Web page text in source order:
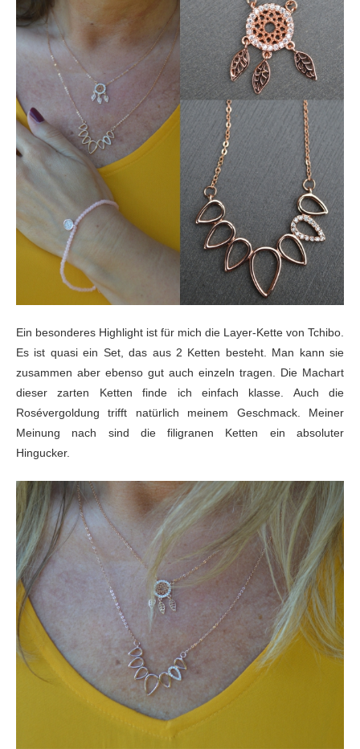
Ein besonderes Highlight ist für mich die Layer-Kette von Tchibo.
Es ist quasi ein Set, das aus 2 Ketten besteht. Man kann sie
zusammen aber ebenso gut auch einzeln tragen. Die Machart
dieser zarten Ketten finde ich einfach klasse. Auch die
Rosévergoldung trifft natürlich meinem Geschmack. Meiner
Meinung nach sind die filigranen Ketten ein absoluter
Hingucker.